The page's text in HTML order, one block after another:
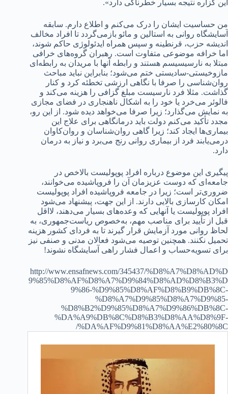
این گزاره نتیجه بسیار خطرناکی دارد».
من حساسیت ایشان را درک می‌کنم و اطلاع دارم. سابقه
آسایشگاه روانی به استالین و مائو بازمی‌گردد تا افراد مخالف
اندیشه حزب، قرنطینه و سپس همراه ایدئولوژی حاکم شوند،
اما خرافه موضوعی متفاوت است. رهبران گروه‌های خرافی
مبتلا به نارسیسیسم هستند و رابطه‌ آنها با مریدان به رابطه‌ای
مازوخیستی-سادیستی ختم می‌شود؛ بنابراین نباید مباحث
روان‌شناسی را صرفا با نگاهی ارزشی تخطئه کرد و کنار
گذاشت. مثلا فرد نارسیست مبلغ گزافی را هزینه می‌کند و
فالوئر می‌خرد یا خود را به اشکال ناهنجاری در فضای مجازی
به نمایش می‌گذارد؛ زیرا صرفا می‌خواهد دیده شود. از این رو،
مجدد تأکید می‌کنم دولت باید درمانگاهی برای علاج این
بیماری‌ها ایجاد کند؛ زیرا گاهی روان‌شناسان و روان‌کاوان
درمی‌یابند فرد از بیماری روانی رنج می‌برد و نیاز به درمان
دارد.
پیگیری این موضوع درباره افراد پوپولیست بالاخص در
جامعه‌ای که دوست عزیزمان آن را فروپاشیده می‌خوانند،
ضروری‌تر است؛ زیرا در جامعه فروپاشیده افراد پوپولیست
امکان کارسازی بالایی دارند. از این جهت، پیشنهاد می‌شود
افراد پوپولیست یا آنهایی که وعده‌های بسیار می‌دهند، لااقل
قبل از تأیید برای مناصب مهم، به‌خصوص ریاست‌جمهوری، به‌
لحاظ روانی مورد آزمایش قرار گیرند تا به فردای کشور هزینه
تحمیل نکنند. همچنین توصیه می‌شود فعالان مدنی و صنفی نیز
برای تسویه‌حساب و اعمال فشار راهی آسایشگاه نشوند!
http://www.ensafnews.com/345437/%D8%A7%D8%AD%D
9%85%D8%AF%D8%A7%D9%84%D8%AD%D8%B3%D
9%86-%D9%85%D8%AF%D8%B9%DB%8C-
%D8%A7%D9%85%D8%A7%D9%85-
%D8%B2%D9%85%D8%A7%D9%86%DB%8C-
%DA%A9%DB%8C%D8%B3%D8%AA%D8%9F-
%DA%AF%D9%81%D8%AA%E2%80%8C/